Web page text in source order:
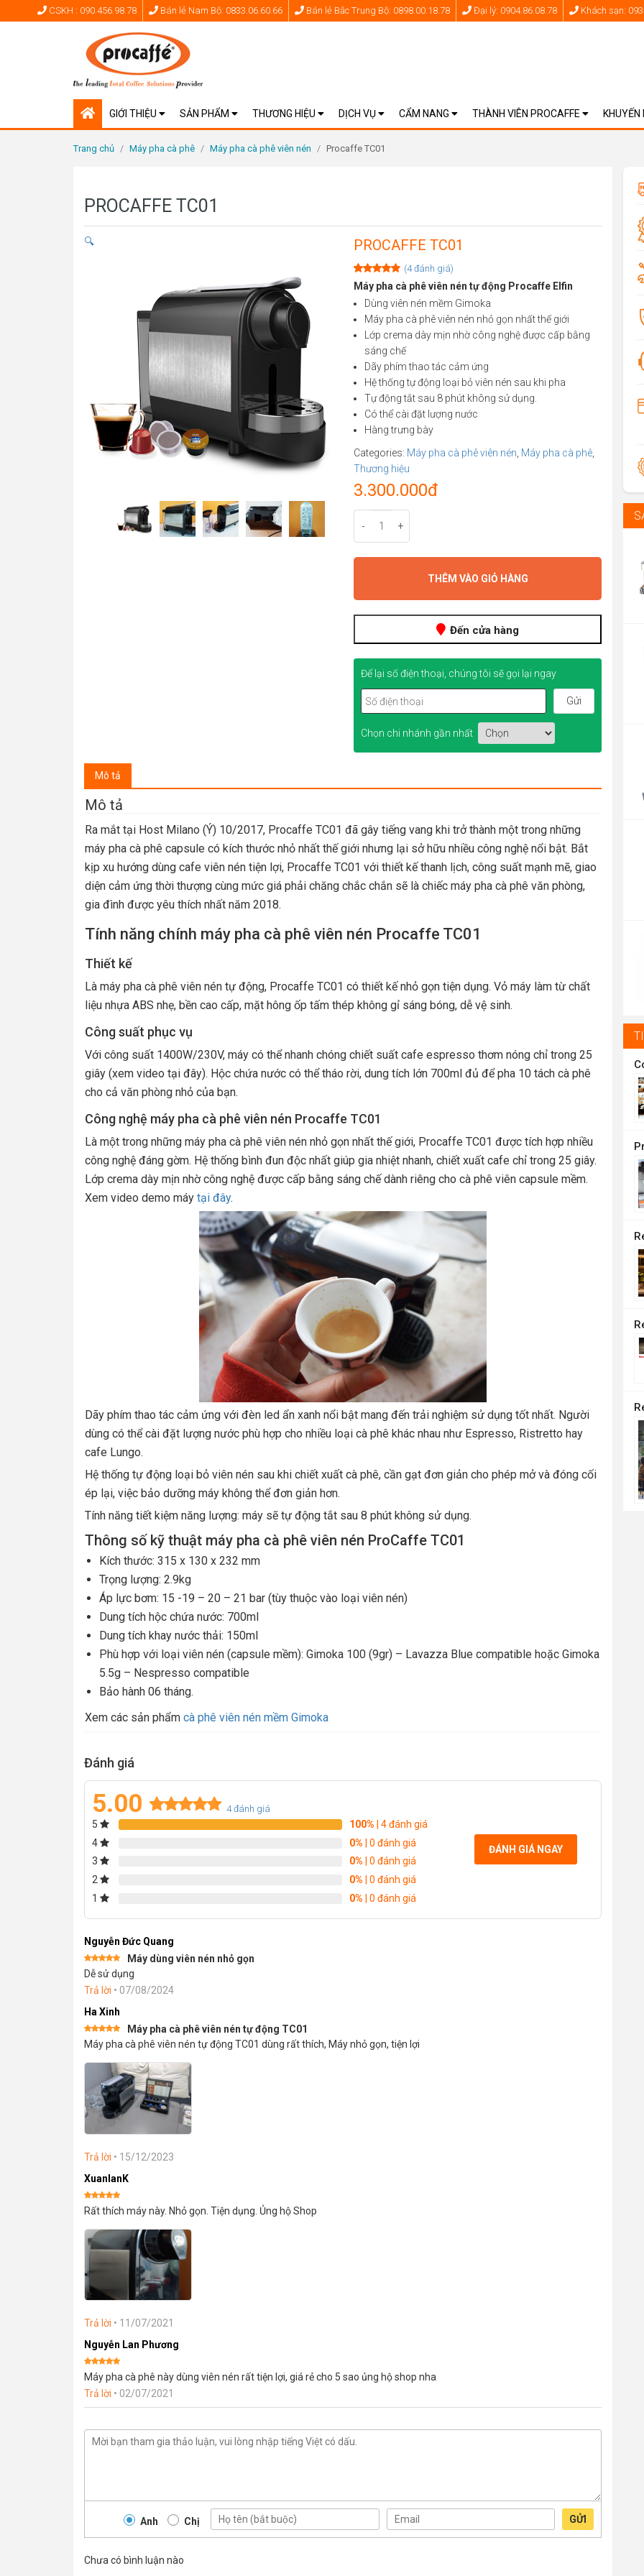
CSKH : 090.456.98.78 Bán lẻ Nam Bộ: 0833.06.60.66 Bán lẻ Bắc Trung Bộ: 0898.00.18.78 Đại lý: 0904.86.08.78 Khách sạn:
GIỚI THIỆU SẢN PHẨM THƯƠNG HIỆU DỊCH VỤ CẨM NANG THÀNH VIÊN PROCAFFE KHUYẾN
Trang chủ / Máy pha cà phê / Máy pha cà phê viên nén / Procaffe TC01
PROCAFFE TC01
🔍 PROCAFFE TC01
Rated5.00
out of 5
based on
4
customer
ratings
(4đánh giá)
Máy pha cà phê viên nén tự động Procaffe Elfin
Dùng viên nén mềm Gimoka
Máy pha cà phê viên nén nhỏ gọn nhất thế giới
Lớp crema dày mịn nhờ công nghệ được cấp bằng
sáng chế
Dãy phím thao tác cảm ứng
Hệ thống tự động loại bỏ viên nén sau khi pha
Tự động tắt sau 8 phút không sử dụng.
Có thể cài đặt lượng nước
Hàng trưng bày
Categories: Máy pha cà phê viên nén Máy pha cà phê
Thương hiệu
3.300.000đ
- +
THÊM VÀO GIỎ HÀNG
Đến cửa hàng
Để lại số điện thoại, chúng tôi sẽ gọi lại ngay
Chọn chi nhánh gần nhất
Mô tả
Mô tả
Ra mắt tại Host Milano (Ý) 10/2017, Procaffe TC01 đã gây tiếng vang khi trở thành một trong những
máy pha cà phê capsule có kích thước nhỏ nhất thế giới nhưng lại sở hữu nhiều công nghệ nổi bật. Bắt
kịp xu hướng dùng cafe viên nén tiện lợi, Procaffe TC01 với thiết kế thanh lịch, công suất mạnh mẽ, giao
diện cảm ứng thời thượng cùng mức giá phải chăng chắc chắn sẽ là chiếc máy pha cà phê văn phòng,
gia đình được yêu thích nhất năm 2018.
Tính năng chính máy pha cà phê viên nén Procaffe TC01
Thiết kế
Là máy pha cà phê viên nén tự động, Procaffe TC01 có thiết kế nhỏ gọn tiện dụng. Vỏ máy làm từ chất
liệu nhựa ABS nhẹ, bền cao cấp, mặt hông ốp tấm thép không gỉ sáng bóng, dễ vệ sinh.
Công suất phục vụ
Với công suất 1400W/230V, máy có thể nhanh chóng chiết suất cafe espresso thơm nóng chỉ trong 25
giây (xem video tại đây). Hộc chứa nước có thể tháo rời, dung tích lớn 700ml đủ để pha 10 tách cà phê
cho cả văn phòng nhỏ của bạn.
Công nghệ máy pha cà phê viên nén Procaffe TC01
Là một trong những máy pha cà phê viên nén nhỏ gọn nhất thế giới, Procaffe TC01 được tích hợp nhiều
công nghệ đáng gờm. Hệ thống bình đun độc nhất giúp gia nhiệt nhanh, chiết xuất cafe chỉ trong 25 giây.
Lớp crema dày mịn nhờ công nghệ được cấp bằng sáng chế dành riêng cho cà phê viên capsule mềm.
Xem video demo máy tại đây.
Dãy phím thao tác cảm ứng với đèn led ẩn xanh nổi bật mang đến trải nghiệm sử dụng tốt nhất. Người
dùng có thể cài đặt lượng nước phù hợp cho nhiều loại cà phê khác nhau như Espresso, Ristretto hay
cafe Lungo.
Hệ thống tự động loại bỏ viên nén sau khi chiết xuất cà phê, cần gạt đơn giản cho phép mở và đóng cối
ép lại, việc bảo dưỡng máy không thể đơn giản hơn.
Tính năng tiết kiệm năng lượng: máy sẽ tự động tắt sau 8 phút không sử dụng.
Thông số kỹ thuật máy pha cà phê viên nén ProCaffe TC01
Kích thước: 315 x 130 x 232 mm
Trọng lượng: 2.9kg
Áp lực bơm: 15 -19 – 20 – 21 bar (tùy thuộc vào loại viên nén)
Dung tích hộc chứa nước: 700ml
Dung tích khay nước thải: 150ml
Phù hợp với loại viên nén (capsule mềm): Gimoka 100 (9gr) – Lavazza Blue compatible hoặc Gimoka
5.5g – Nespresso compatible
Bảo hành 06 tháng.
Xem các sản phẩm cà phê viên nén mềm Gimoka
Đánh giá
5.00
Rated5.00
4
4đánh giá
5 100% | 4 đánh giá
4
0% | 0 đánh giá
3
0% | 0 đánh giá
2
0% | 0 đánh giá
1
0% | 0 đánh giá
ĐÁNH GIÁ NGAY
Nguyễn Đức Quang
Được xếp
hạng55
sao
Máy dùng viên nén nhỏ gọn
Dễ sử dụng
Trả lời • 07/08/2024
Ha Xinh
Được xếp
hạng 55
Máy pha cà phê viên nén tự động TC01
Máy pha cà phê viên nén tự động TC01 dùng rất thích, Máy nhỏ gọn, tiện lợi
Trả lời • 15/12/2023
XuanlanK
Được xếp
hạng 5 5
Rất thích máy này. Nhỏ gọn. Tiện dụng. Ủng hộ Shop
Trả lời • 11/07/2021
Nguyễn Lan Phương
Được xếp
hạng 55
sao
Máy pha cà phê này dùng viên nén rất tiện lợi, giá rẻ cho 5 sao ủng hộ shop nha
Trả lời • 02/07/2021
Anh Chị GỬI
Chưa có bình luận nào